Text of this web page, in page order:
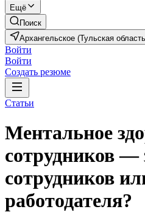
Ещё
Поиск
Архангельское (Тульская
Войти
Войти
Создать резюме
Статьи
Ментальное
сотрудников —
сотрудников
работодателя?